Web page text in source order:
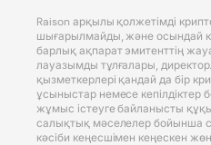
Raison арқылы қолжетімді
шығарылмайды, және осындай
барлық ақпарат эмитенттің
лауазымды тұлғалары,
қызметкерлері қандай да бір
ұсыныстар немесе кепілдіктер
жұмыс істеуге байланысты
салықтық мәселелер бойынша
кәсіби кеңесшімен кеңескен